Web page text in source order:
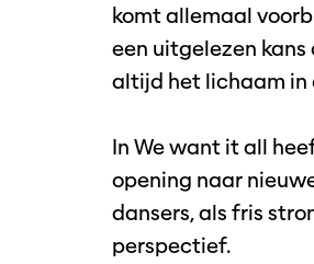
komt allemaal
een uitgelezen
altijd het lichaam in
In We want it all
opening naar
dansers, als fris
perspectief.